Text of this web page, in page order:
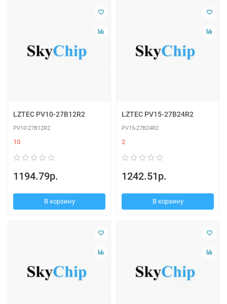
LZTEC PV10-27B12R2
PV10-27B12R2
10
1194.79р.
В корзину
LZTEC PV15-27B24R2
PV15-27B24R2
2
1242.51р.
В корзину